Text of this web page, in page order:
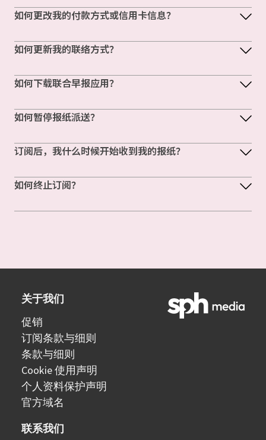
如何更改我的付款方式或信用卡信息？
如何更新我的联络方式？
如何下载联合早报应用？
如何暂停报纸派送？
订阅后，我什么时候开始收到我的报纸？
如何终止订阅？
关于我们
促销
订阅条款与细则
条款与细则
Cookie 使用声明
个人资料保护声明
官方域名
联系我们